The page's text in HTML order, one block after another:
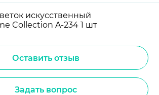
Оставить отзыв
Задать вопрос